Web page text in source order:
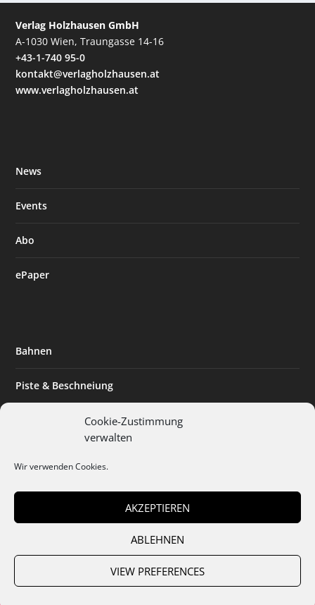
Cookie-Zustimmung
verwalten
Wir verwenden Cookies.
AKZEPTIEREN
ABLEHNEN
VIEW PREFERENCES
Verlag Holzhausen GmbH
A-1030 Wien, Traungasse 14-16
+43-1-740 95-0
kontakt@verlagholzhausen.at
www.verlagholzhausen.at
News
Events
Abo
ePaper
Bahnen
Piste & Beschneiung
Expertise & Technik
Mediadaten Cookies Datenschutz